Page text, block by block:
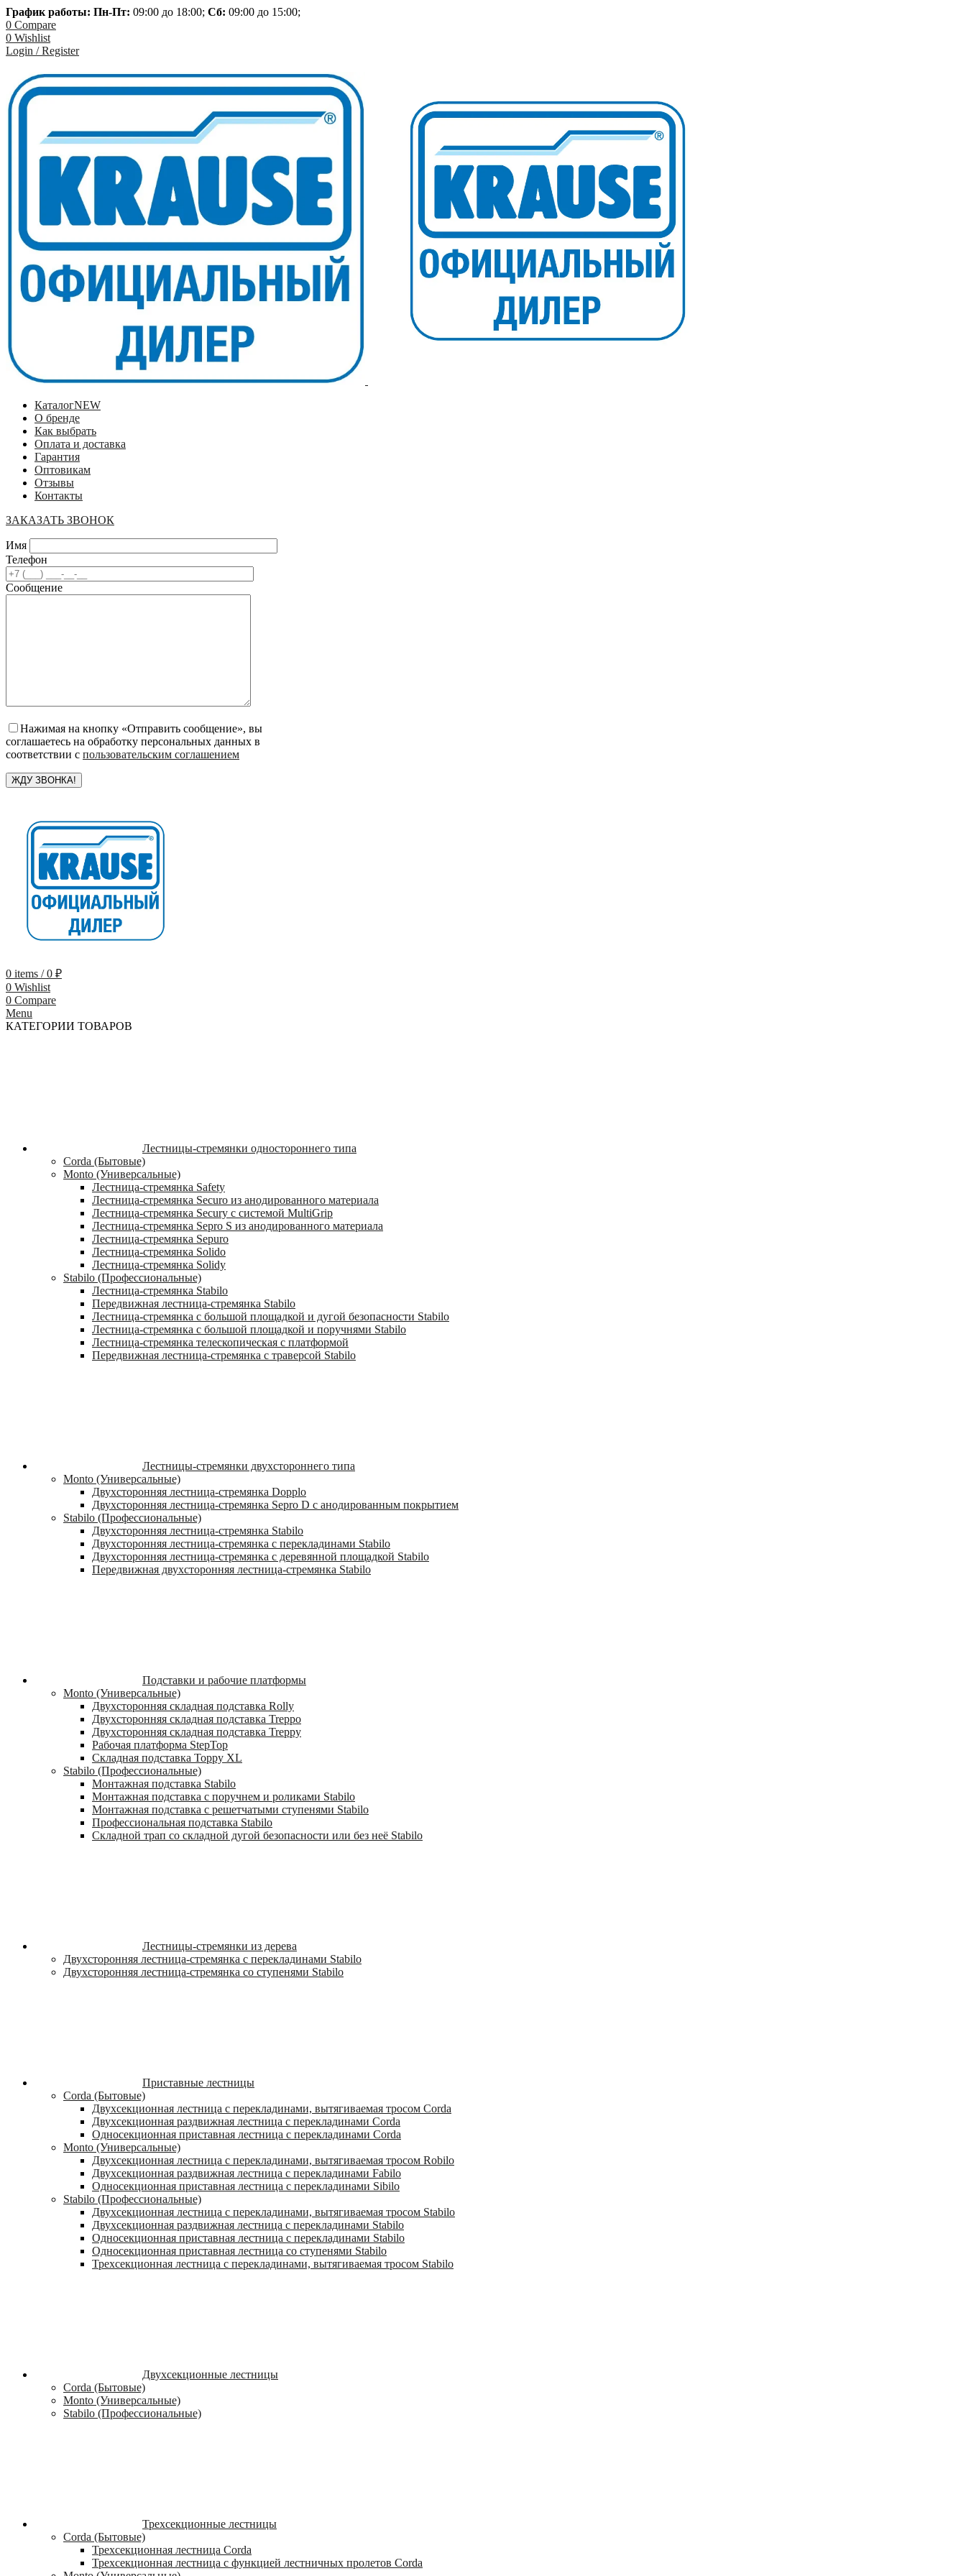
График работы: Пн-Пт: 09:00 до 18:00; Сб: 09:00 до 15:00;
0 Compare
0 Wishlist
Login / Register
КаталогNEW
О бренде
Как выбрать
Оплата и доставка
Гарантия
Оптовикам
Отзывы
Контакты
ЗАКАЗАТЬ ЗВОНОК
Имя
Телефон
Сообщение
Нажимая на кнопку «Отправить сообщение», вы
соглашаетесь на обработку персональных данных в
соответствии с пользовательским соглашением
0 items / 0 ₽
0 Wishlist
0 Compare
Menu
КАТЕГОРИИ ТОВАРОВ
Лестницы-стремянки одностороннего типа
Corda (Бытовые)
Monto (Универсальные)
Лестница-стремянка Safety
Лестница-стремянка Securo из анодированного материала
Лестница-стремянка Secury с системой MultiGrip
Лестница-стремянка Sepro S из анодированного материала
Лестница-стремянка Sepuro
Лестница-стремянка Solido
Лестница-стремянка Solidy
Stabilo (Профессиональные)
Лестница-стремянка Stabilo
Передвижная лестница-стремянка Stabilo
Лестница-стремянка с большой площадкой и дугой безопасности Stabilo
Лестница-стремянка с большой площадкой и поручнями Stabilo
Лестница-стремянка телескопическая с платформой
Передвижная лестница-стремянка с траверсой Stabilo
Лестницы-стремянки двухстороннего типа
Monto (Универсальные)
Двухсторонняя лестница-стремянка Dopplo
Двухсторонняя лестница-стремянка Sepro D с анодированным покрытием
Stabilo (Профессиональные)
Двухсторонняя лестница-стремянка Stabilo
Двухсторонняя лестница-стремянка с перекладинами Stabilo
Двухсторонняя лестница-стремянка с деревянной площадкой Stabilo
Передвижная двухсторонняя лестница-стремянка Stabilo
Подставки и рабочие платформы
Monto (Универсальные)
Двухсторонняя складная подставка Rolly
Двухсторонняя складная подставка Treppo
Двухсторонняя складная подставка Treppy
Рабочая платформа StepTop
Складная подставка Toppy XL
Stabilo (Профессиональные)
Монтажная подставка Stabilo
Монтажная подставка с поручнем и роликами Stabilo
Монтажная подставка с решетчатыми ступенями Stabilo
Профессиональная подставка Stabilo
Складной трап со складной дугой безопасности или без неё Stabilo
Лестницы-стремянки из дерева
Двухсторонняя лестница-стремянка с перекладинами Stabilo
Двухсторонняя лестница-стремянка со ступенями Stabilo
Приставные лестницы
Corda (Бытовые)
Двухсекционная лестница с перекладинами, вытягиваемая тросом Corda
Двухсекционная раздвижная лестница с перекладинами Corda
Односекционная приставная лестница с перекладинами Corda
Monto (Универсальные)
Двухсекционная лестница с перекладинами, вытягиваемая тросом Robilo
Двухсекционная раздвижная лестница с перекладинами Fabilo
Односекционная приставная лестница с перекладинами Sibilo
Stabilo (Профессиональные)
Двухсекционная лестница с перекладинами, вытягиваемая тросом Stabilo
Двухсекционная раздвижная лестница с перекладинами Stabilo
Односекционная приставная лестница с перекладинами Stabilo
Односекционная приставная лестница со ступенями Stabilo
Трехсекционная лестница с перекладинами, вытягиваемая тросом Stabilo
Двухсекционные лестницы
Corda (Бытовые)
Monto (Универсальные)
Stabilo (Профессиональные)
Трехсекционные лестницы
Corda (Бытовые)
Трехсекционная лестница Corda
Трехсекционная лестница с функцией лестничных пролетов Corda